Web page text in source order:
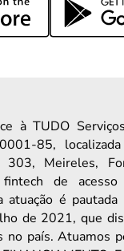
à TUDO
85,
Meireles,
de acesso
atuação é pautada
de 2021, que
no país. Atuamos